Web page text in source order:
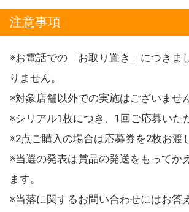
注意事項
※お電話での「お取り置き」につきま
りません。
※対象店舗以外での実施はございません
※シリアル1枚につき、1回ご応募いた
※2点ご購入の場合は応募券を2枚お渡
※当選の発表は賞品の発送をもってか
ます。
※当落に関するお問い合わせにはお答